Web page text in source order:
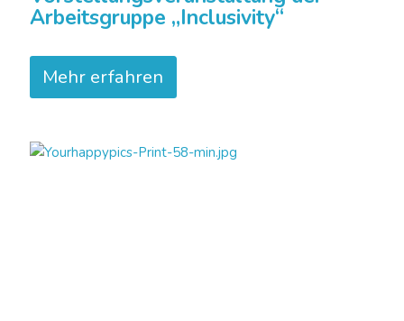
Arbeitsgruppe „Inclusivity“
Mehr erfahren